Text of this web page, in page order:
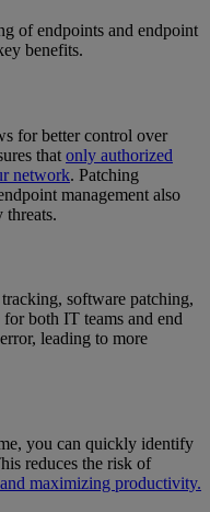
of endpoints and endpoint
benefits.
for better control over
that only authorized
network. Patching
management also
threats.
software patching,
both IT teams and end
leading to more
you can quickly identify
reduces the risk of
maximizing productivity.